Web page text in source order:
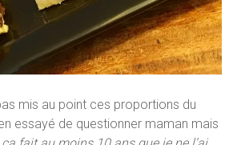
mis au point ces proportions du
essayé de questionner maman mais